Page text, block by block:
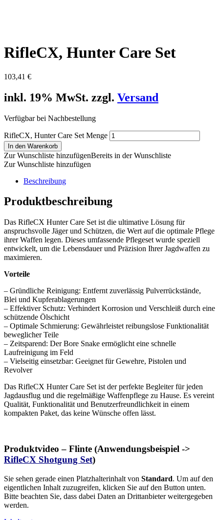
RifleCX, Hunter Care Set
103,41 €
inkl. 19% MwSt. zzgl. Versand
Verfügbar bei Nachbestellung
RifleCX, Hunter Care Set Menge
In den Warenkorb
Zur Wunschliste hinzufügenBereits in der Wunschliste
Zur Wunschliste hinzufügen
Beschreibung
Produktbeschreibung
Das RifleCX Hunter Care Set ist die ultimative Lösung für
anspruchsvolle Jäger und Schützen, die Wert auf die optimale Pflege
ihrer Waffen legen. Dieses umfassende Pflegeset wurde speziell
entwickelt, um die Lebensdauer und Präzision Ihrer Jagdwaffen zu
maximieren.
Vorteile
– Gründliche Reinigung: Entfernt zuverlässig Pulverrückstände,
Blei und Kupferablagerungen
– Effektiver Schutz: Verhindert Korrosion und Verschleiß durch eine
schützende Ölschicht
– Optimale Schmierung: Gewährleistet reibungslose Funktionalität
beweglicher Teile
– Zeitsparend: Der Bore Snake ermöglicht eine schnelle
Laufreinigung im Feld
– Vielseitig einsetzbar: Geeignet für Gewehre, Pistolen und
Revolver
Das RifleCX Hunter Care Set ist der perfekte Begleiter für jeden
Jagdausflug und die regelmäßige Waffenpflege zu Hause. Es vereint
Qualität, Funktionalität und Benutzerfreundlichkeit in einem
kompakten Paket, das keine Wünsche offen lässt.
Produktvideo – Flinte (Anwendungsbeispiel ->
RifleCX Shotgung Set)
Sie sehen gerade einen Platzhalterinhalt von Standard. Um auf den
eigentlichen Inhalt zuzugreifen, klicken Sie auf den Button unten.
Bitte beachten Sie, dass dabei Daten an Drittanbieter weitergegeben
werden.